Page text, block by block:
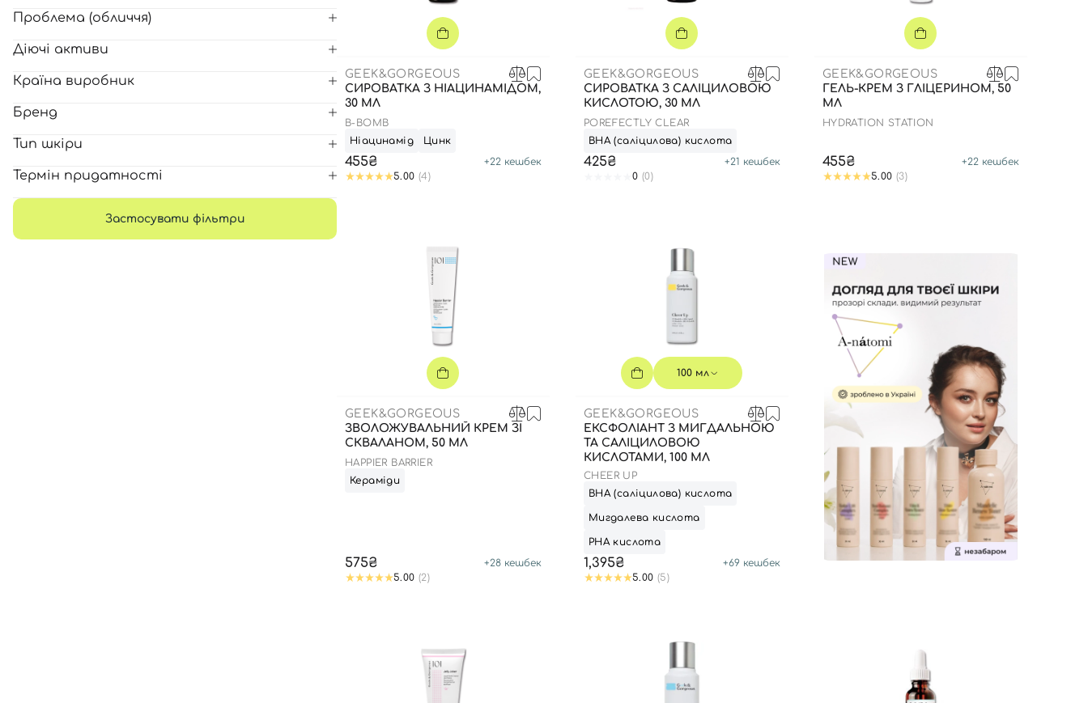
СПФ захист для дітей
Для зони повік
Проблема (обличчя)
Діючі активи
Країна виробник
Бренд
Тип шкіри
Термін придатності
Застосувати фільтри
GEEK&GORGEOUS
СИРОВАТКА З НІАЦИНАМІДОМ,
30 МЛ
B-BOMB
Ніацинамід
Цинк
455₴ +22кешбек
5.00 (4)
GEEK&GORGEOUS
СИРОВАТКА З САЛІЦИЛОВОЮ
КИСЛОТОЮ, 30 МЛ
POREFECTLY CLEAR
ВНА (саліцилова) кислота
425₴ +21 кешбек
0 (0)
GEEK&GORGEOUS
ГЕЛЬ-КРЕМ З ГЛІЦЕРИНОМ, 50
МЛ
HYDRATION STATION
455₴ +22кешбек
5.00 (3)
GEEK&GORGEOUS
ЗВОЛОЖУВАЛЬНИЙ КРЕМ ЗІ
СКВАЛАНОМ, 50 МЛ
HAPPIER BARRIER
Кераміди
575₴ +28кешбек
5.00 (2)
100 мл
GEEK&GORGEOUS
ЕКСФОЛІАНТ З МИГДАЛЬНОЮ
ТА САЛІЦИЛОВОЮ
КИСЛОТАМИ, 100 МЛ
CHEER UP
ВНА (саліцилова) кислота
Мигдалева кислота
РНА кислота
1,395₴ +69кешбек
5.00 (5)